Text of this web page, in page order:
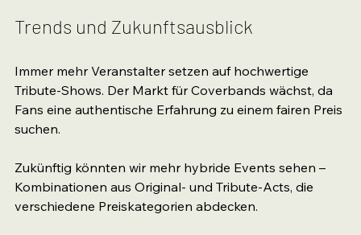
Trends und Zukunftsausblick
Immer mehr Veranstalter setzen auf hochwertige
Tribute-Shows. Der Markt für Coverbands wächst, da
Fans eine authentische Erfahrung zu einem fairen Preis
suchen.
Zukünftig könnten wir mehr hybride Events sehen –
Kombinationen aus Original- und Tribute-Acts, die
verschiedene Preiskategorien abdecken.